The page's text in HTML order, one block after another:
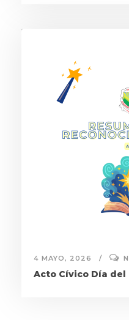
4 MAYO, 2026
Acto Cívico Día